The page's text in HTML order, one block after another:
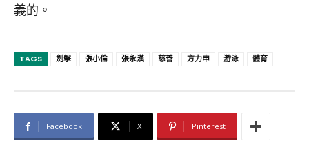
義的。
TAGS 劍擊 張小倫 張永漢 慈善 方力申 游泳 體育
Facebook X Pinterest